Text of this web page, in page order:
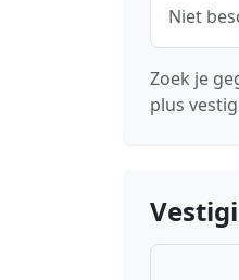
Niet
Zoek je
plus